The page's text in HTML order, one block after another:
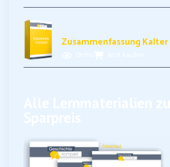
Zusammenfassung